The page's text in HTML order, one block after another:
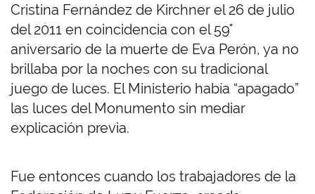
Cristina Fernández de Kirchner el 26 de julio
del 2011 en coincidencia con el 59°
aniversario de la muerte de Eva Perón, ya no
brillaba por la noches con su tradicional
juego de luces. El Ministerio había “apagado”
las luces del Monumento sin mediar
explicación previa.
Fue entonces cuando los trabajadores de la